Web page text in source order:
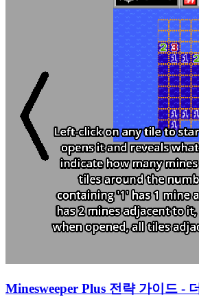
Minesweeper Plus 전략 가이드 -